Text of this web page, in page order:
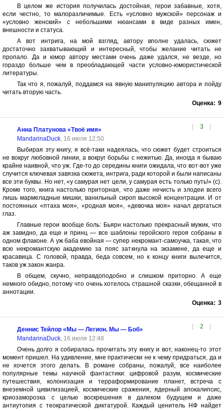
В целом же история получилась достойная, герои забавные, хотя,
если честно, то малоразличимые. Есть «условно мужской» персонаж и
«условно женский» с небольшими нюансами в виде разных имен,
внешности и статуса.
А вот интрига, на мой взгляд, автору вполне удалась, сюжет
достаточно захватывающий и интересный, чтобы желание читать не
пропало. Да и юмор автору местами очень даже удался, не везде, но
гораздо больше чем в преобладающей части условно-юмористической
литературы.
Так что я, пожалуй, поддамся на явную манипуляцию автора и пойду
читать вторую часть.
Оценка: 9
[ 3 ]
Анна Платунова «Твоё имя»
MandarinaDuck, 16 июля 12:50
Выбирая эту книгу, я всё-таки надеялась, что сюжет будет строиться
не вокруг любовной линии, а вокруг борьбы с нежитью. Да, иногда я бываю
крайне наивной, что уж. Где-то до середины книги ожидала, что вот-вот уже
случится ключевая завязка сюжета, интрига, ради которой и были написаны
все эти буквы. Но нет, «у самурая нет цели, у самурая есть только путь!» (с).
Кроме того, книга настолько приторная, что даже нечисть и злодеи всего
лишь мармеладные мишки, ванильный сироп высокой концентрации. И от
постоянных «птаха моя», «родная моя», «девочка моя» начал дергаться
глаз.
Главные герои вообще боль: Бьярн настолько прекрасный мужик, что
аж завидно, да еще и принц — все шаблоны геройского героя собраны в
одном флаконе. А уж баба евойная — супер некромант-самоучка, такая, что
всю некромантскую академию за пояс заткнула на экзамене, да еще и
красавица. С головой, правда, беда совсем, но к концу книги вылечится,
таков уж закон жанра.
В общем, скучно, неправдоподобно и слишком приторно. А еще
немного обидно, потому что очень хотелось страшной сказки, обещанной в
аннотации.
Оценка: 3
[ 2 ]
Деннис Тейлор «Мы — Легион. Мы — Боб»
MandarinaDuck, 16 июля 12:48
Очень долго я собиралась прочитать эту книгу и вот, наконец-то этот
момент пришел. На удивление, мне практически не к чему придраться, да и
не хочется этого делать. В романе собраны, пожалуй, все наиболее
популярные темы научной фантастики: цифровой разум, космические
путешествия, колонизация и терраформирование планет, встреча с
внеземной цивилизацией, космические сражения, ядерный апокалипсис,
криозаморозка с целью воскрешения в далеком будущем и даже
антиутопия с теократической диктатурой. Каждый ценитель НФ найдет